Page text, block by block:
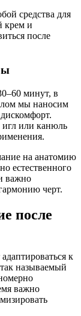
средства для
крем и
после
минут, в
мы наносим
игл или канюль
на анатомию
естественного
важно
черт.
после
к
называемый
важно